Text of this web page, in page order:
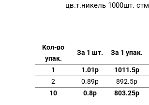
цв.т.никель 1000шт. стм
Кол-во
упак.
За 1 шт. За 1 упак.
1 1.01р
1011.5р
2
0.89р 892.5р
10
0.8р 803.25р